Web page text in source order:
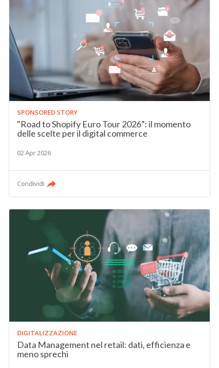
SPONSORED STORY
"Road to Shopify Euro Tour 2026”: il momento
delle scelte per il digital commerce
02 Apr 2026
Condividi
DIGITALIZZAZIONE
Data Management nel retail: dati, efficienza e
meno sprechi